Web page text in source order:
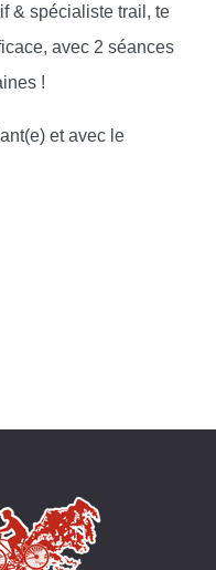
& spécialiste trail, te
avec 2 séances
!
et avec le